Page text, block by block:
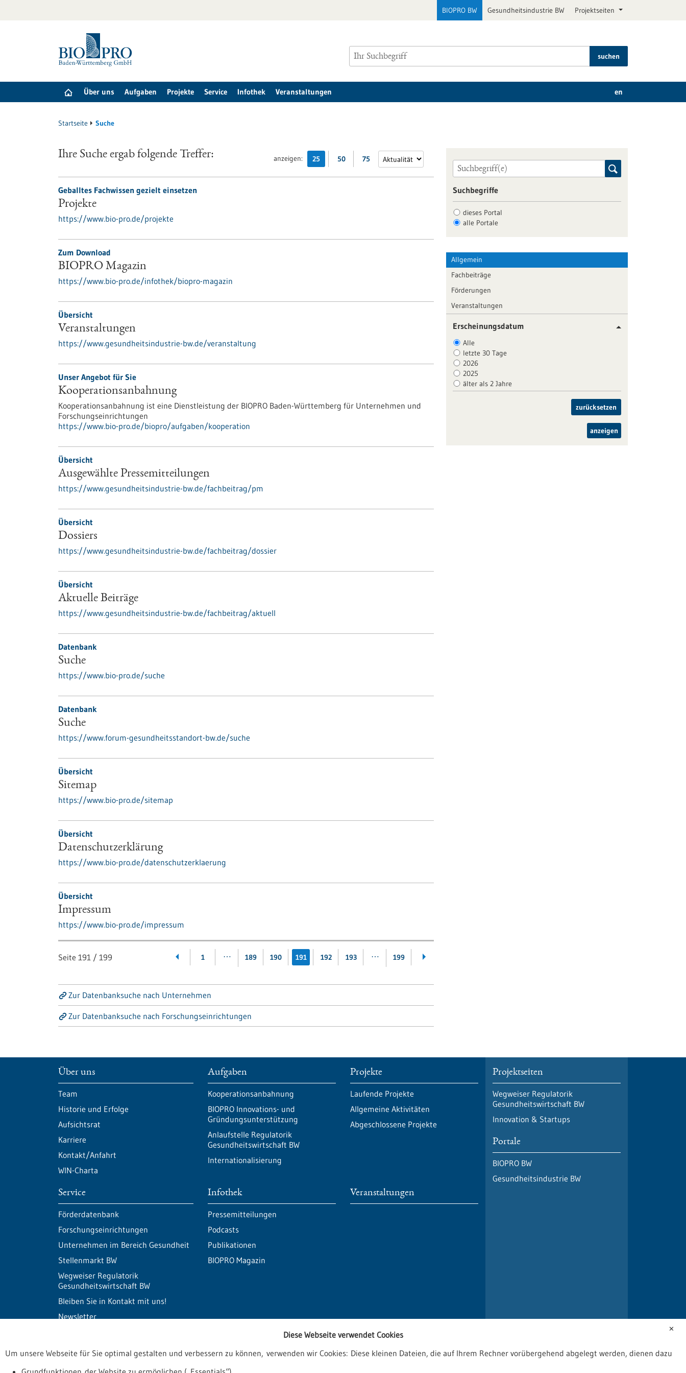
BIOPRO BW Gesundheitsindustrie BW Projektseiten
suchen
Über uns Aufgaben Projekte Service Infothek Veranstaltungen en
Startseite Suche
anzeigen: 25 50 75
Ihre Suche ergab folgende Treffer:
Geballtes Fachwissen gezielt einsetzen
Projekte
https://www.bio-pro.de/projekte
Zum Download
BIOPRO Magazin
https://www.bio-pro.de/infothek/biopro-magazin
Übersicht
Veranstaltungen
https://www.gesundheitsindustrie-bw.de/veranstaltung
Unser Angebot für Sie
Kooperationsanbahnung
Kooperationsanbahnung ist eine Dienstleistung der BIOPRO Baden-Württemberg für Unternehmen und
Forschungseinrichtungen
https://www.bio-pro.de/biopro/aufgaben/kooperation
Übersicht
Ausgewählte Pressemitteilungen
https://www.gesundheitsindustrie-bw.de/fachbeitrag/pm
Übersicht
Dossiers
https://www.gesundheitsindustrie-bw.de/fachbeitrag/dossier
Übersicht
Aktuelle Beiträge
https://www.gesundheitsindustrie-bw.de/fachbeitrag/aktuell
Datenbank
Suche
https://www.bio-pro.de/suche
Datenbank
Suche
https://www.forum-gesundheitsstandort-bw.de/suche
Übersicht
Sitemap
https://www.bio-pro.de/sitemap
Übersicht
Datenschutzerklärung
https://www.bio-pro.de/datenschutzerklaerung
Übersicht
Impressum
https://www.bio-pro.de/impressum
Seite 191 / 199 1 … 189 190 191 192 193 … 199
Zur Datenbanksuche nach Unternehmen
Zur Datenbanksuche nach Forschungseinrichtungen
Suchbegriffe
dieses Portal
alle Portale
Allgemein
Fachbeiträge
Förderungen
Veranstaltungen
Erscheinungsdatum
Alle
letzte 30 Tage
2026
2025
älter als 2 Jahre
zurücksetzen
anzeigen
Über uns
Team
Historie und Erfolge
Aufsichtsrat
Karriere
Kontakt/Anfahrt
WIN-Charta
Aufgaben
Kooperationsanbahnung
BIOPRO Innovations- und
Gründungsunterstützung
Anlaufstelle Regulatorik
Gesundheitswirtschaft BW
Internationalisierung
Projekte
Laufende Projekte
Allgemeine Aktivitäten
Abgeschlossene Projekte
Service
Förderdatenbank
Forschungseinrichtungen
Unternehmen im Bereich Gesundheit
Stellenmarkt BW
Wegweiser Regulatorik
Gesundheitswirtschaft BW
Bleiben Sie in Kontakt mit uns!
Newsletter
Infothek
Pressemitteilungen
Podcasts
Publikationen
BIOPRO Magazin
Veranstaltungen
Projektseiten
Wegweiser Regulatorik
Gesundheitswirtschaft BW
Innovation & Startups
Portale
BIOPRO BW
Gesundheitsindustrie BW
Informiert bleiben Newsletter abonnieren
✕
Diese Webseite verwendet Cookies
Um unsere Webseite für Sie optimal gestalten und verbessern zu können, verwenden wir Cookies: Diese kleinen Dateien, die auf Ihrem Rechner vorübergehend abgelegt werden, dienen dazu